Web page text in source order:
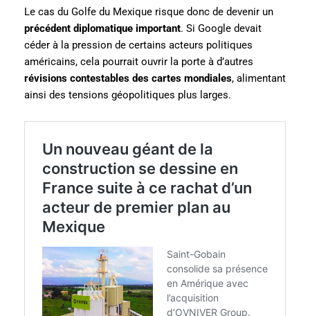
Le cas du Golfe du Mexique risque donc de devenir un
précédent diplomatique important. Si Google devait
céder à la pression de certains acteurs politiques
américains, cela pourrait ouvrir la porte à d’autres
révisions contestables des cartes mondiales, alimentant
ainsi des tensions géopolitiques plus larges.